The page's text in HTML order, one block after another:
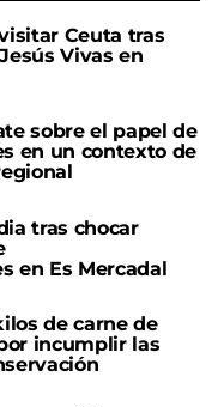
Ceuta tras
Vivas en
sobre el papel de
en un contexto de
tras chocar
en Es Mercadal
de carne de
incumplir las